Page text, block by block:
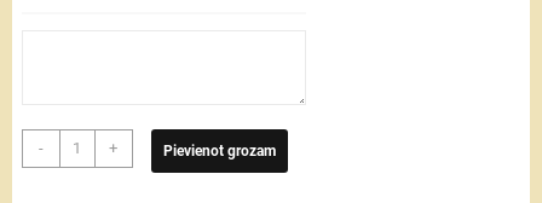
-
Izlaiduma
balva
+ Pievienot grozam